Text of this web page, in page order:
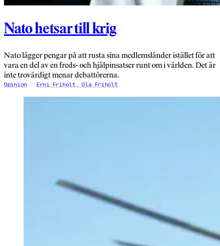
Nato hetsar till krig
Nato lägger pengar på att rusta sina medlemsländer istället för att
vara en del av en freds- och hjälpinsatser runt om i världen. Det är
inte trovärdigt menar debattörerna.
Opinion Erni Friholt, Ola Friholt